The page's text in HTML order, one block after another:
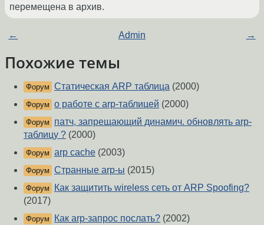
перемещена в архив.
← Admin →
Похожие темы
Форум Статическая ARP таблица (2000)
Форум о работе с arp-таблицей (2000)
Форум
патч, запрещающий динамич. обновлять arp-
таблицу ? (2000)
Форум arp cache (2003)
Форум Странные arp-ы (2015)
Форум
Как защитить wireless сеть от ARP Spoofing?
(2017)
Форум Как arp-запрос послать? (2002)